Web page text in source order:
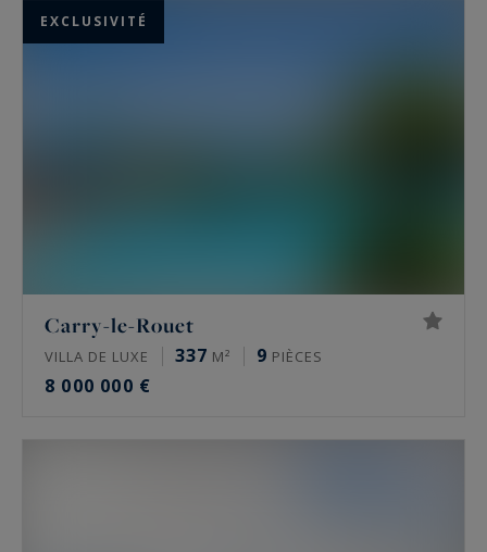
EXCLUSIVITÉ
Carry-le-Rouet
VILLA DE LUXE 337 M² 9 PIÈCES
8 000 000 €